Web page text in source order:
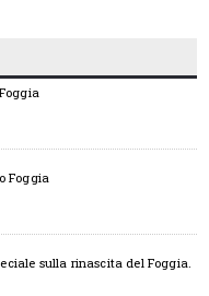
Foggia
sulla rinascita del Foggia.